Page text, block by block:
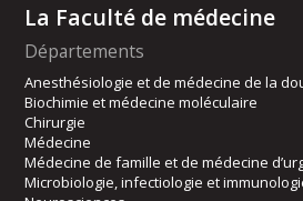
La Faculté de médecine
Départements
Anesthésiologie et de médecine de la
Biochimie et médecine moléculaire
Chirurgie
Médecine
Médecine de famille et de médecine
Microbiologie, infectiologie et